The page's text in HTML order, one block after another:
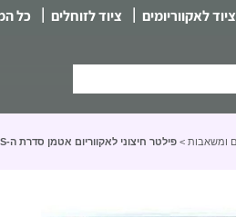
ציוד לאקווריומים | ציוד לזוחלים | כל
ומשאבות > פילטר חיצוני לאקווריום אטמן סדרת ה-S החיסכונית – ATMAN External Filter